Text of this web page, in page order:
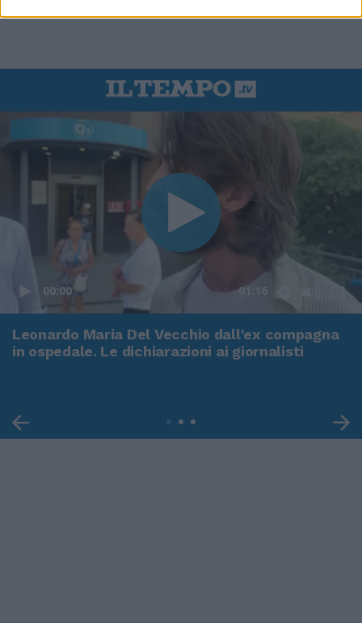
00:00 01:16
Leonardo Maria Del Vecchio dall'ex compagna
in ospedale. Le dichiarazioni ai giornalisti